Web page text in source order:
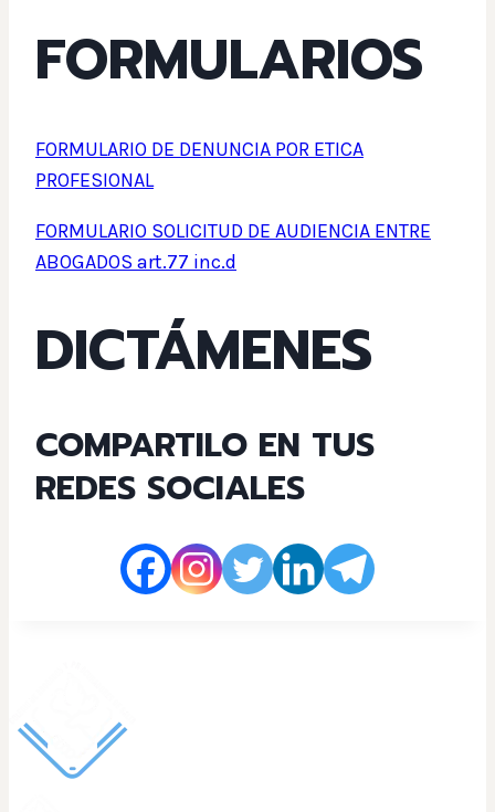
FORMULARIOS
FORMULARIO DE DENUNCIA POR ETICA
PROFESIONAL
FORMULARIO SOLICITUD DE AUDIENCIA ENTRE
ABOGADOS art.77 inc.d
DICTÁMENES
COMPARTILO EN TUS
REDES SOCIALES